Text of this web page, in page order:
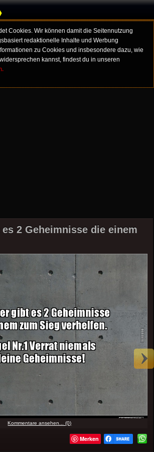
Cookies. Wir können damit die Seitennutzung
redaktionelle Inhalte und Werbung
zu Cookies und insbesondere dazu, wie
kannst, findest du in unseren
2 Geheimnisse die einem
Kommentare ansehen... (0)
Merken